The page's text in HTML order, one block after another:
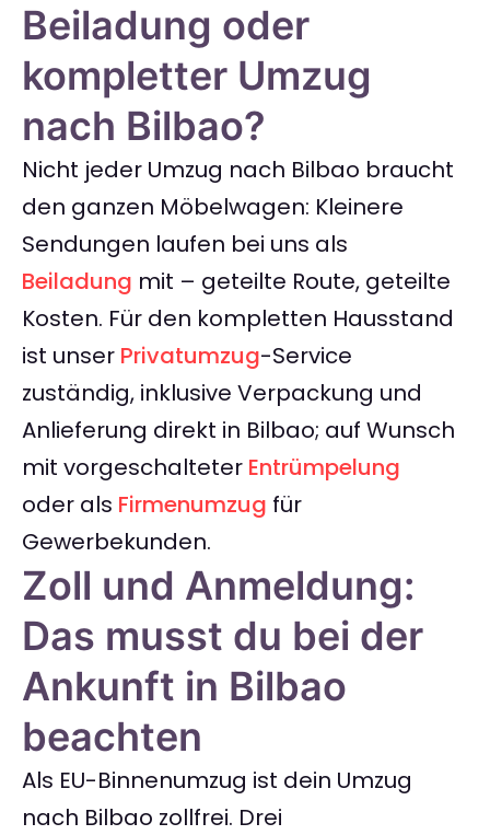
Beiladung oder
kompletter Umzug
nach Bilbao?
Nicht jeder Umzug nach Bilbao braucht
den ganzen Möbelwagen: Kleinere
Sendungen laufen bei uns als
Beiladung mit – geteilte Route, geteilte
Kosten. Für den kompletten Hausstand
ist unser Privatumzug-Service
zuständig, inklusive Verpackung und
Anlieferung direkt in Bilbao; auf Wunsch
mit vorgeschalteter Entrümpelung
oder als Firmenumzug für
Gewerbekunden.
Zoll und Anmeldung:
Das musst du bei der
Ankunft in Bilbao
beachten
Als EU-Binnenumzug ist dein Umzug
nach Bilbao zollfrei. Drei